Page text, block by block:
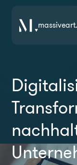
Technologien
Referenzen
Branchen